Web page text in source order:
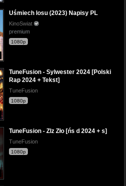
Uśmiech losu (2023) Napisy PL
KinoSwiat
premium
1080p
TuneFusion - Sylwester 2024 [Polski
Rap 2024 + Tekst]
TuneFusion
1080p
TuneFusion - Zlz Zło [ńs d 2024 + s]
TuneFusion
1080p